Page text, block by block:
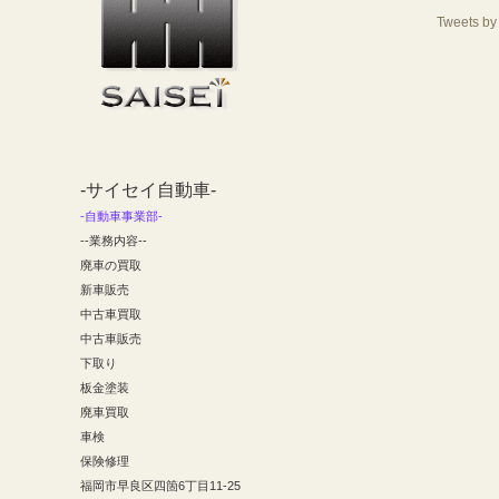
Tweets
-サイセイ自動車-
-自動車事業部-
--業務内容--
廃車の買取
新車販売
中古車買取
中古車販売
下取り
板金塗装
廃車買取
車検
保険修理
福岡市早良区四箇6丁目11-25